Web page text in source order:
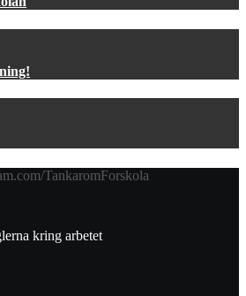
TankaromForskola
kring arbetet